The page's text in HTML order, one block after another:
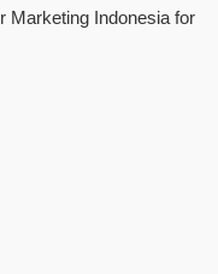
Marketing Indonesia for